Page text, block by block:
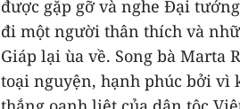
được gặp gỡ và nghe Đại
đi một người thân thích và
Giáp lại ùa về. Song bà Marta
toại nguyện, hạnh phúc bởi vì